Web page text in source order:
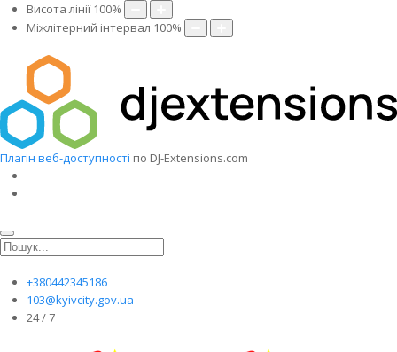
Висота лінії 100%
Міжлітерний інтервал 100%
Плагін веб-доступності по DJ-Extensions.com
+380442345186
103@kyivcity.gov.ua
24 / 7